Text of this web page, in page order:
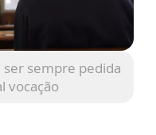
sempre pedida
vocação